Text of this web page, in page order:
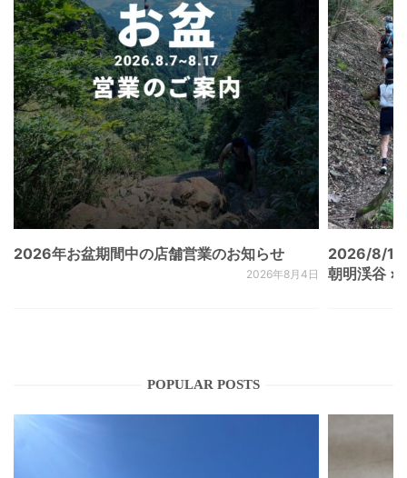
2026年お盆期間中の店舗営業のお知らせ
2026年8月4日
2026/8/
朝明渓谷 ×
POPULAR POSTS